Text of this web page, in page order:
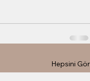
Hepsini Gör